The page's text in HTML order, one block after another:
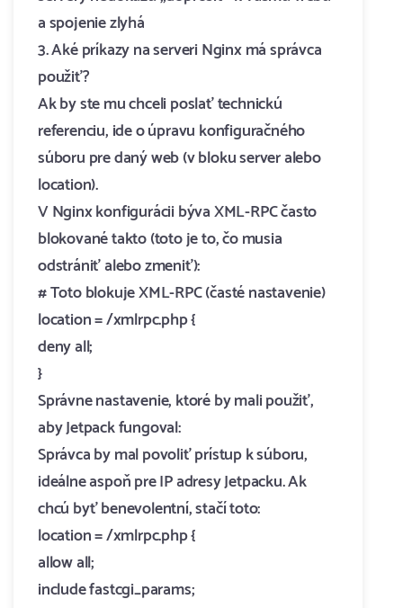
a spojenie zlyhá
3. Aké príkazy na serveri Nginx má správca
použiť?
Ak by ste mu chceli poslať technickú
referenciu, ide o úpravu konfiguračného
súboru pre daný web (v bloku server alebo
location).
V Nginx konfigurácii býva XML-RPC často
blokované takto (toto je to, čo musia
odstrániť alebo zmeniť):
# Toto blokuje XML-RPC (časté nastavenie)
location = /xmlrpc.php {
deny all;
}
Správne nastavenie, ktoré by mali použiť,
aby Jetpack fungoval:
Správca by mal povoliť prístup k súboru,
ideálne aspoň pre IP adresy Jetpacku. Ak
chcú byť benevolentní, stačí toto:
location = /xmlrpc.php {
allow all;
include fastcgi_params;